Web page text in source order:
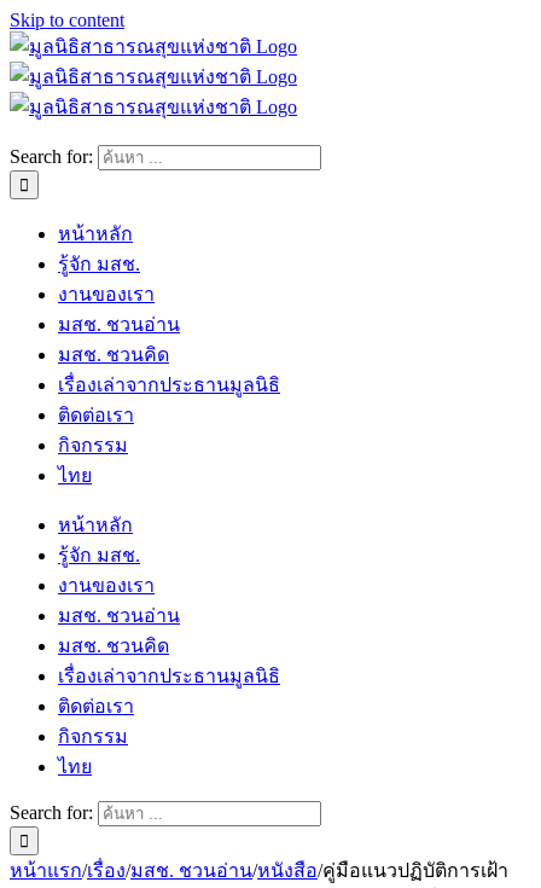
Skip to content
Search for:
หน้าหลัก
รู้จัก มสช.
งานของเรา
มสช. ชวนอ่าน
มสช. ชวนคิด
เรื่องเล่าจากประธานมูลนิธิ
ติดต่อเรา
กิจกรรม
ไทย
หน้าหลัก
รู้จัก มสช.
งานของเรา
มสช. ชวนอ่าน
มสช. ชวนคิด
เรื่องเล่าจากประธานมูลนิธิ
ติดต่อเรา
กิจกรรม
ไทย
Search for:
หน้าแรก/เรื่อง/มสช. ชวนอ่าน/หนังสือ/คู่มือแนวปฏิบัติการเฝ้า